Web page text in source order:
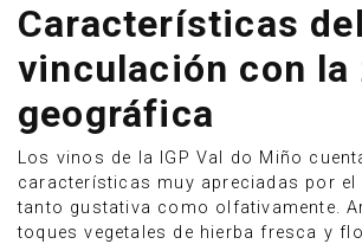
Características
vinculación con la
geográfica
Los vinos de la IGP Val do Miño
características muy apreciadas por
tanto gustativa como olfativamente.
toques vegetales de hierba fresca y